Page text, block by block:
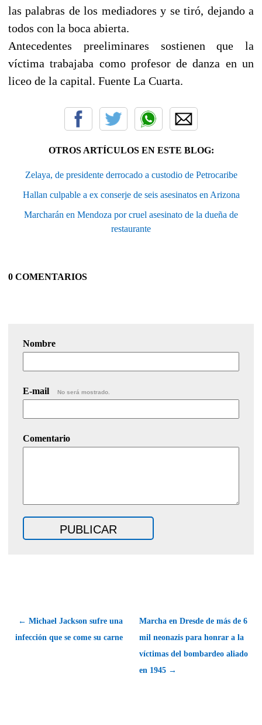
las palabras de los mediadores y se tiró, dejando a
todos con la boca abierta.
Antecedentes preeliminares sostienen que la
víctima trabajaba como profesor de danza en un
liceo de la capital. Fuente La Cuarta.
OTROS ARTÍCULOS EN ESTE BLOG:
Zelaya, de presidente derrocado a custodio de Petrocaribe
Hallan culpable a ex conserje de seis asesinatos en Arizona
Marcharán en Mendoza por cruel asesinato de la dueña de
restaurante
0 COMENTARIOS
Nombre
E-mail No será mostrado.
Comentario
← Michael Jackson sufre una
infección que se come su carne
Marcha en Dresde de más de 6
mil neonazis para honrar a la
víctimas del bombardeo aliado
en 1945 →